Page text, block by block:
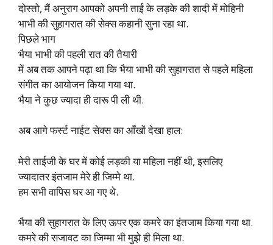
दोस्तो, मैं अनुराग आपको अपनी ताई के लड़के की शादी में मोहिनी
भाभी की सुहागरात की सेक्स कहानी सुना रहा था.
पिछले भाग
भैया भाभी की पहली रात की तैयारी
में अब तक आपने पढ़ा था कि भैया भाभी की सुहागरात से पहले महिला
संगीत का आयोजन किया गया था.
भैया ने कुछ ज्यादा ही दारू पी ली थी.
अब आगे फर्स्ट नाईट सेक्स का आँखों देखा हाल:
मेरी ताईजी के घर में कोई लड़की या महिला नहीं थी, इसलिए
ज्यादातर इंतजाम मेरे ही जिम्मे था.
हम सभी वापिस घर आ गए थे.
भैया की सुहागरात के लिए ऊपर एक कमरे का इंतजाम किया गया था.
कमरे की सजावट का जिम्मा भी मुझे ही मिला था.